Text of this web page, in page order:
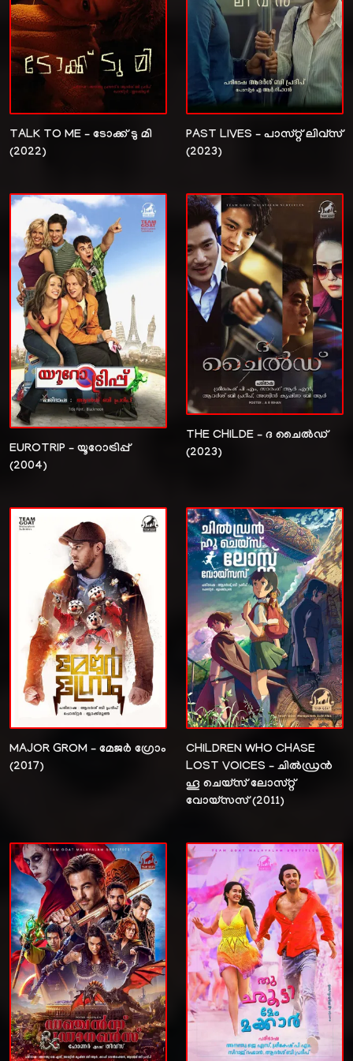
TALK TO ME – ടോക്ക് ടു മി
(2022)
PAST LIVES – പാസ്റ്റ് ലിവ്സ്
(2023)
EUROTRIP – യൂറോട്രിപ്പ്
(2004)
THE CHILDE – ദ ചൈൽഡ്
(2023)
MAJOR GROM – മേജർ ഗ്രോം
(2017)
CHILDREN WHO CHASE
LOST VOICES – ചിൽഡ്രൻ
ഹൂ ചെയ്‌സ് ലോസ്റ്റ്‌
വോയ്‌സസ് (2011)